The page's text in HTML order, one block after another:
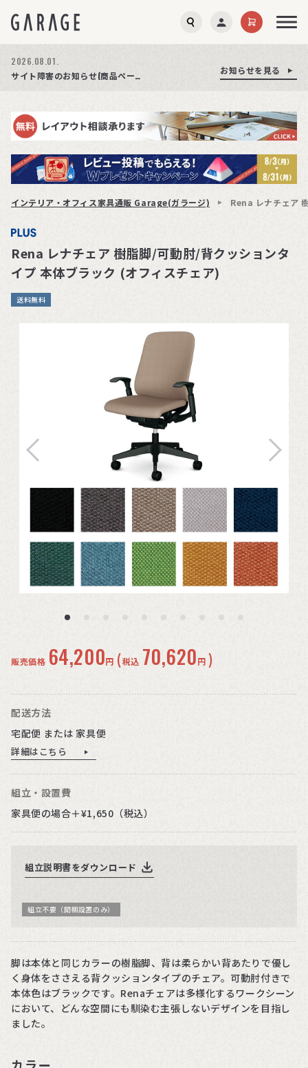
2026.08.03.
お知らせを見る
商品ページ障害復旧のお知らせ お知らせを見る
2026.08.01.
サイト障害のお知らせ(商品ページが正常に表示されない事象発生)
お知らせを見る
インテリア・オフィス家具通販 Garage(ガラージ) Rena レナチェア
Rena レナチェア 樹脂脚/可動肘/背クッションタ
イプ 本体ブラック (オフィスチェア)
送料無料
販売価格 64,200円 (税込 70,620円 )
配送方法
宅配便 または 家具便
詳細はこちら
組立・設置費
家具便の場合＋¥1,650（税込）
組立説明書をダウンロード
組立不要（開梱設置のみ）
脚は本体と同じカラーの樹脂脚、背は柔らかい背あたりで優し
く身体をささえる背クッションタイプのチェア。可動肘付きで
本体色はブラックです。Renaチェアは多様化するワークシーン
において、どんな空間にも馴染む主張しないデザインを目指し
ました。